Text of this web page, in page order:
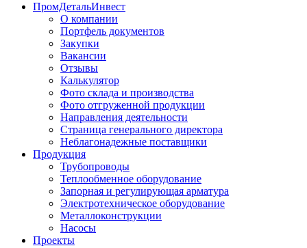
ПромДетальИнвест
О компании
Портфель документов
Закупки
Вакансии
Отзывы
Калькулятор
Фото склада и производства
Фото отгруженной продукции
Направления деятельности
Страница генерального директора
Неблагонадежные поставщики
Продукция
Трубопроводы
Теплообменное оборудование
Запорная и регулирующая арматура
Электротехническое оборудование
Металлоконструкции
Насосы
Проекты